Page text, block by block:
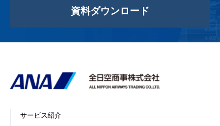
資料ダウンロード
サービス紹介